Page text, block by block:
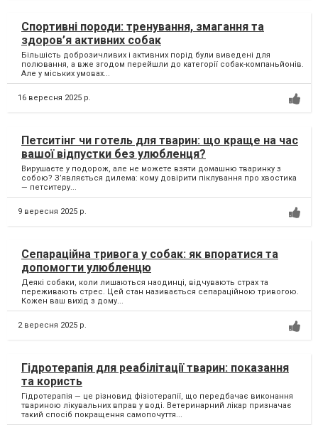
Спортивні породи: тренування, змагання та
здоров’я активних собак
Більшість доброзичливих і активних порід були виведені для
полювання, а вже згодом перейшли до категорії собак-компаньйонів.
Але у міських умовах...
16 вересня 2025 р.
Петситінг чи готель для тварин: що краще на час
вашої відпустки без улюбленця?
Вирушаєте у подорож, але не можете взяти домашню тваринку з
собою? З’являється дилема: кому довірити піклування про хвостика
— петситеру...
9 вересня 2025 р.
Сепараційна тривога у собак: як впоратися та
допомогти улюбленцю
Деякі собаки, коли лишаються наодинці, відчувають страх та
переживають стрес. Цей стан називається сепараційною тривогою.
Кожен ваш вихід з дому...
2 вересня 2025 р.
Гідротерапія для реабілітації тварин: показання
та користь
Гідротерапія — це різновид фізіотерапії, що передбачає виконання
твариною лікувальних вправ у воді. Ветеринарний лікар призначає
такий спосіб покращення самопочуття...